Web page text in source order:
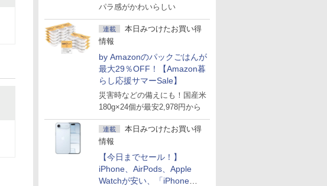
パラ感がかわいらしい
連載
本日みつけたお買い得
情報
by Amazonのパックごはんが
最大29％OFF！【Amazon暮
らし応援サマーSale】
災害時などの備えにも！国産米
180g×24個が最安2,978円から
連載
本日みつけたお買い得
情報
【今日までセール！】
iPhone、AirPods、Apple
Watchが安い、「iPhone